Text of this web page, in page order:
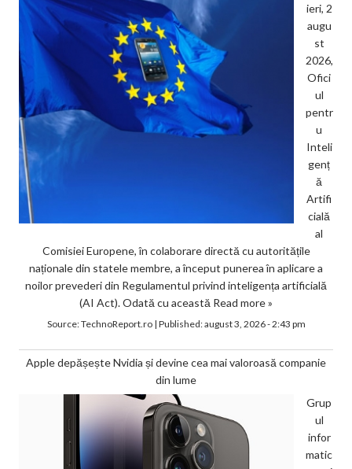
ieri, 2
augu
st
2026,
Ofici
ul
pentr
u
Inteli
genț
ă
Artifi
cială
al
Comisiei Europene, în colaborare directă cu autoritățile
naționale din statele membre, a început punerea în aplicare a
noilor prevederi din Regulamentul privind inteligența artificială
(AI Act). Odată cu această Read more »
Source:TechnoReport.ro| Published:august 3, 2026 - 2:43 pm
Apple depășește Nvidia și devine cea mai valoroasă companie
din lume
Grup
ul
infor
matic